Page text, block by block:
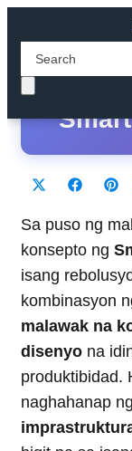
Ang
Share
T
w
i
t
e
)
Share
c
e
b
o
k
n
t
e
e
s
Sa puso ng
konsepto ng
isang
kombinasyon
malawak na
disenyo na
produktibidad.
naghahanap ng